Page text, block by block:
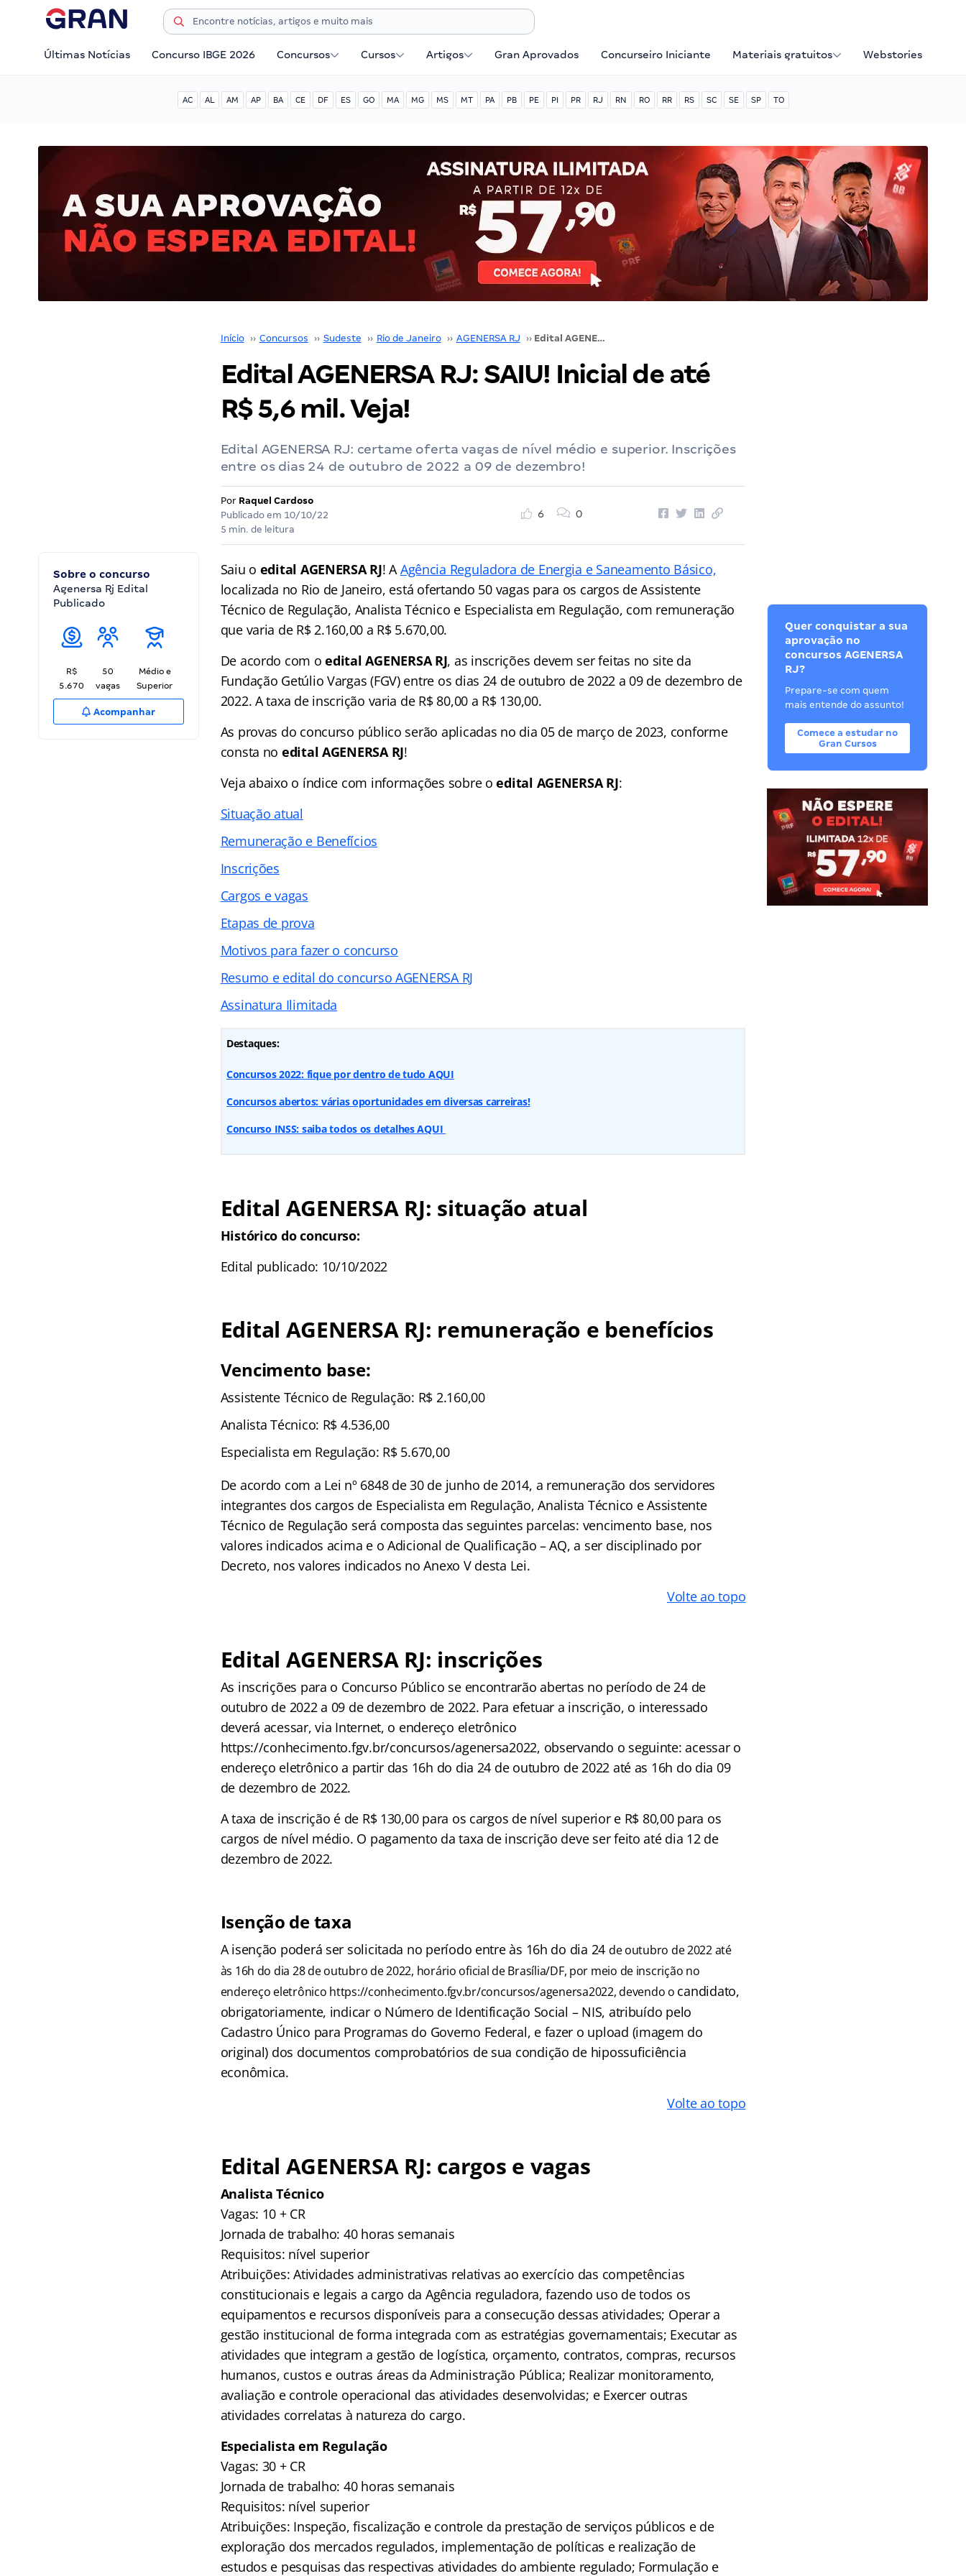
Últimas Notícias Concurso IBGE 2026 Concursos Cursos Artigos Gran Aprovados Concurseiro Iniciante Materiais gratuitos Webstories
AC AL AM AP BA CE DF ES GO MA MG MS MT PA PB PE PI PR RJ RN RO RR RS SC SE SP TO
Início ›› Concursos ›› Sudeste ›› Rio de Janeiro ›› AGENERSA RJ ›› Edital AGENERSA RJ: SAIU! Inicial de até R$ 5,6 mil. Veja!
Edital AGENERSA RJ: SAIU! Inicial de até
R$ 5,6 mil. Veja!
Edital AGENERSA RJ: certame oferta vagas de nível médio e superior. Inscrições
entre os dias 24 de outubro de 2022 a 09 de dezembro!
Por Raquel Cardoso
Publicado em 10/10/22
5 min. de leitura
6 0
Sobre o concurso
Agenersa Rj Edital
Publicado
R$
5.670
50
vagas
Médio e
Superior
Acompanhar
Saiu o edital AGENERSA RJ! AAgência Reguladora de Energia e Saneamento Básico,
localizada no Rio de Janeiro, está ofertando 50 vagas para os cargos de Assistente
Técnico de Regulação, Analista Técnico e Especialista em Regulação, com remuneração
que varia de R$ 2.160,00 a R$ 5.670,00.
De acordo com oedital AGENERSA RJ, as inscrições devem ser feitas no site da
Fundação Getúlio Vargas (FGV) entre os dias 24 de outubro de 2022 a 09 de dezembro de
2022. A taxa de inscrição varia de R$ 80,00 a R$ 130,00.
As provas do concurso público serão aplicadas no dia 05 de março de 2023, conforme
consta no edital AGENERSA RJ!
Veja abaixo o índice com informações sobre oedital AGENERSA RJ:
Situação atual
Remuneração e Benefícios
Inscrições
Cargos e vagas
Etapas de prova
Motivos para fazer o concurso
Resumo e edital do concurso AGENERSA RJ
Assinatura Ilimitada
Destaques:
Concursos 2022: fique por dentro de tudo AQUI
Concursos abertos: várias oportunidades em diversas carreiras!
Concurso INSS: saiba todos os detalhes AQUI
Edital AGENERSA RJ: situação atual
Histórico do concurso:
Edital publicado: 10/10/2022
Edital AGENERSA RJ: remuneração e benefícios
Vencimento base:
Assistente Técnico de Regulação: R$ 2.160,00
Analista Técnico: R$ 4.536,00
Especialista em Regulação: R$ 5.670,00
De acordo com a Lei nº 6848 de 30 de junho de 2014, a remuneração dos servidores
integrantes dos cargos de Especialista em Regulação, Analista Técnico e Assistente
Técnico de Regulação será composta das seguintes parcelas: vencimento base, nos
valores indicados acima e o Adicional de Qualificação – AQ, a ser disciplinado por
Decreto, nos valores indicados no Anexo V desta Lei.
Volte ao topo
Edital AGENERSA RJ: inscrições
As inscrições para o Concurso Público se encontrarão abertas no período de 24 de
outubro de 2022 a 09 de dezembro de 2022. Para efetuar a inscrição, o interessado
deverá acessar, via Internet, o endereço eletrônico
https://conhecimento.fgv.br/concursos/agenersa2022, observando o seguinte: acessar o
endereço eletrônico a partir das 16h do dia 24 de outubro de 2022 até as 16h do dia 09
de dezembro de 2022.
A taxa de inscrição é de R$ 130,00 para os cargos de nível superior e R$ 80,00 para os
cargos de nível médio. O pagamento da taxa de inscrição deve ser feito até dia 12 de
dezembro de 2022.
Isenção de taxa
A isenção poderá ser solicitada no período entre às 16h do dia 24 de outubro de 2022 até
às 16h do dia 28 de outubro de 2022, horário oficial de Brasília/DF, por meio de inscrição no
endereço eletrônico https://conhecimento.fgv.br/concursos/agenersa2022, devendo o candidato,
obrigatoriamente, indicar o Número de Identificação Social – NIS, atribuído pelo
Cadastro Único para Programas do Governo Federal, e fazer o upload (imagem do
original) dos documentos comprobatórios de sua condição de hipossuficiência
econômica.
Volte ao topo
Edital AGENERSA RJ: cargos e vagas
Analista Técnico
Vagas: 10 + CR
Jornada de trabalho: 40 horas semanais
Requisitos: nível superior
Atribuições: Atividades administrativas relativas ao exercício das competências
constitucionais e legais a cargo da Agência reguladora, fazendo uso de todos os
equipamentos e recursos disponíveis para a consecução dessas atividades; Operar a
gestão institucional de forma integrada com as estratégias governamentais; Executar as
atividades que integram a gestão de logística, orçamento, contratos, compras, recursos
humanos, custos e outras áreas da Administração Pública; Realizar monitoramento,
avaliação e controle operacional das atividades desenvolvidas; e Exercer outras
atividades correlatas à natureza do cargo.
Especialista em Regulação
Vagas: 30 + CR
Jornada de trabalho: 40 horas semanais
Requisitos: nível superior
Atribuições: Inspeção, fiscalização e controle da prestação de serviços públicos e de
exploração dos mercados regulados, implementação de políticas e realização de
estudos e pesquisas das respectivas atividades do ambiente regulado; Formulação e
Quer conquistar a sua
aprovação no
concursos AGENERSA
RJ?
Prepare-se com quem
mais entende do assunto!
Comece a estudar no
Gran Cursos